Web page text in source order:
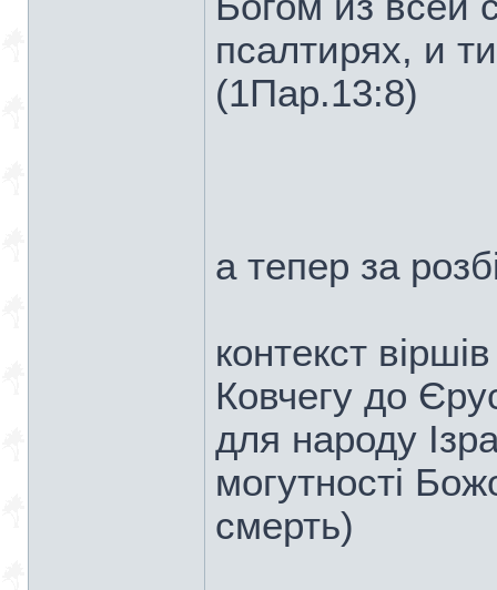
псалтирях, и
(1Пар.13:8)
а тепер за
контекст
Ковчегу до
для народу
могутності
смерть)